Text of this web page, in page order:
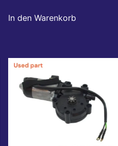
In den Warenkorb